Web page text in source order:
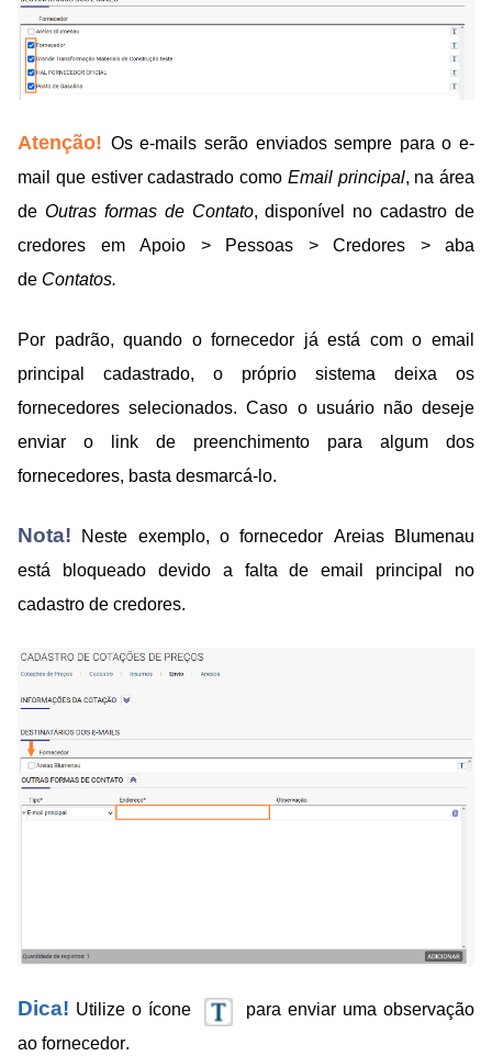
Atenção! Os e-mails serão enviados sempre para o e-
mail que estiver cadastrado como Email principal, na área
de Outras formas de Contato, disponível no cadastro de
credores em Apoio > Pessoas > Credores >
aba
de Contatos.
Por padrão, quando o fornecedor já está com o email
principal cadastrado, o próprio sistema deixa os
fornecedores selecionados. Caso o usuário não deseje
enviar o link de preenchimento para algum dos
fornecedores, basta desmarcá-lo.
Nota! Neste exemplo, o fornecedor Areias Blumenau
está bloqueado devido a falta de email principal no
cadastro de credores.
Dica! Utilize o ícone
para enviar uma observação
ao fornecedor.